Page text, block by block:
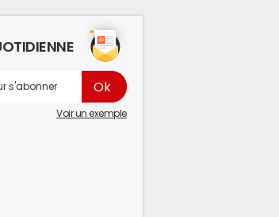
Voir un exemple